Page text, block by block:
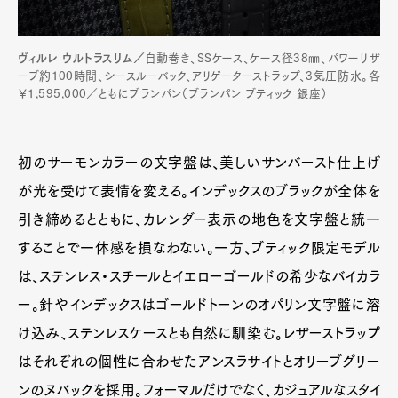
ヴィルレ ウルトラスリム／ 自動巻き、SSケース、ケース径38㎜、パワーリザ
ーブ約100時間、シースルーバック、アリゲーターストラップ、3気圧防水。各
￥1,595,000／ともにブランパン（ブランパン ブティック 銀座）
初のサーモンカラーの文字盤は、美しいサンバースト仕上げ
が光を受けて表情を変える。インデックスのブラックが全体を
引き締めるとともに、カレンダー表示の地色を文字盤と統一
することで一体感を損なわない。一方、ブティック限定モデル
は、ステンレス・スチールとイエローゴールドの希少なバイカラ
ー。針やインデックスはゴールドトーンのオパリン文字盤に溶
け込み、ステンレスケースとも自然に馴染む。レザーストラップ
はそれぞれの個性に合わせたアンスラサイトとオリーブグリー
ンのヌバックを採用。フォーマルだけでなく、カジュアルなスタイ